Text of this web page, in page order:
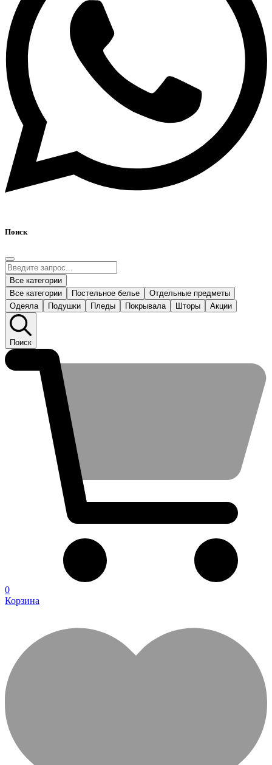
Поиск
Все категории
Все категории
Постельное белье
Отдельные предметы
Одеяла
Подушки Пледы Покрывала Шторы Акции
Поиск
0
Корзина